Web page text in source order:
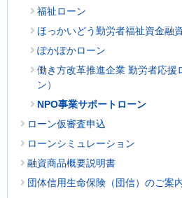
福祉ローン
ほっかいどう勤労者福祉資金融
ぽかぽかローン
働き方改革推進企業 勤労者応援
ン）
NPO事業サポートローン
ローン仮審査申込
ローンシミュレーション
融資商品概要説明書
団体信用生命保険（団信）のご案